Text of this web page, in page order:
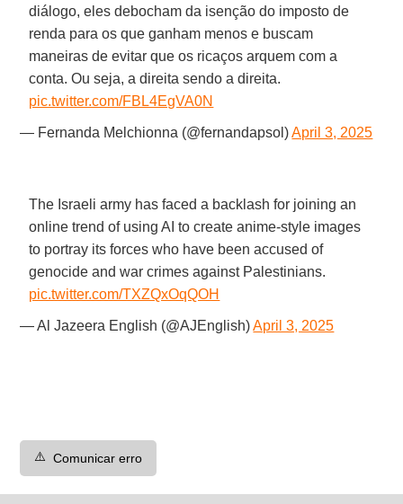
diálogo, eles debocham da isenção do imposto de
renda para os que ganham menos e buscam
maneiras de evitar que os ricaços arquem com a
conta. Ou seja, a direita sendo a direita.
pic.twitter.com/FBL4EgVA0N
— Fernanda Melchionna (@fernandapsol)April 3, 2025
The Israeli army has faced a backlash for joining an
online trend of using AI to create anime-style images
to portray its forces who have been accused of
genocide and war crimes against Palestinians.
pic.twitter.com/TXZQxOqQOH
— Al Jazeera English (@AJEnglish)April 3, 2025
⚠️ Comunicar erro